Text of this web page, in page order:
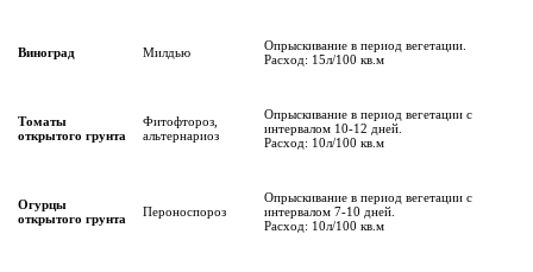
Виноград Милдью
Опрыскивание в период вегетации.
Расход: 15л/100 кв.м
Томаты
открытого грунта
Фитофтороз,
альтернариоз
Опрыскивание в период вегетации с
интервалом 10-12 дней.
Расход: 10л/100 кв.м
Огурцы
открытого грунта
Пероноспороз
Опрыскивание в период вегетации с
интервалом 7-10 дней.
Расход: 10л/100 кв.м